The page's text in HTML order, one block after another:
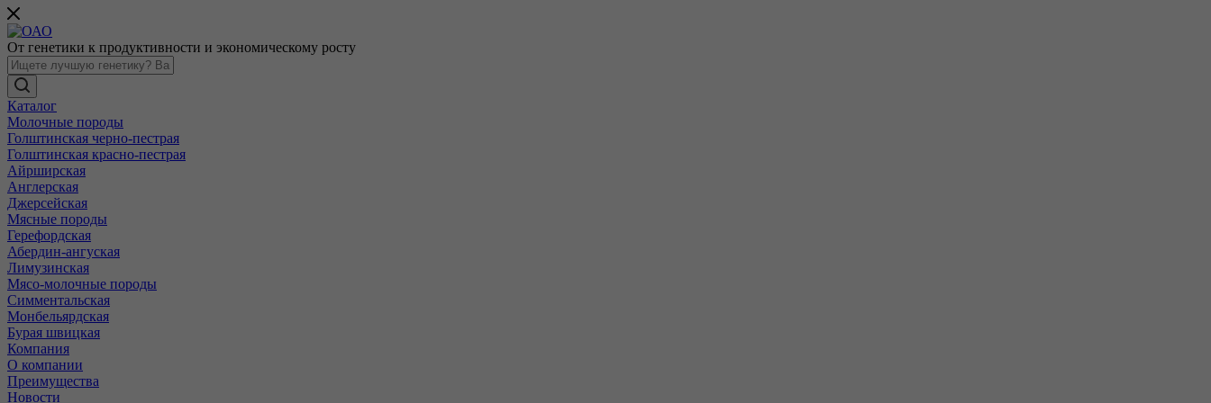
От генетики к продуктивности и экономическому росту
Каталог
Молочные породы
Голштинская черно-пестрая
Голштинская красно-пестрая
Айрширская
Англерская
Джерсейская
Мясные породы
Герефордская
Абердин-ангуская
Лимузинская
Мясо-молочные породы
Симментальская
Монбельярдская
Бурая швицкая
Компания
О компании
Преимущества
Новости